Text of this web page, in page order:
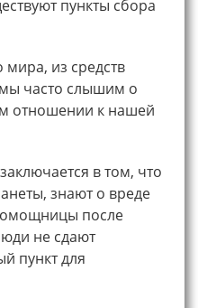
пункты сбора
из средств
часто слышим о
отношении к нашей
заключается в том, что
знают о вреде
после
не сдают
пункт для